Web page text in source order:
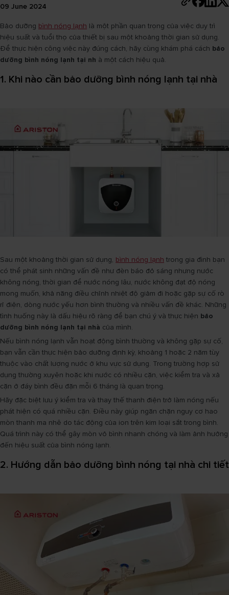
09 June 2024
Bảo dưỡng bình nóng lạnh là một phần quan trọng của việc duy trì
hiệu suất và tuổi thọ của thiết bị sau một khoảng thời gian sử dụng.
Để thực hiện công việc này đúng cách, hãy cùng khám phá cách bảo
dưỡng bình nóng lạnh tại nh à một cách hiệu quả.
1. Khi nào cần bảo dưỡng bình nóng lạnh tại nhà
Sau một khoảng thời gian sử dụng, bình nóng lạnh trong gia đình bạn
có thể phát sinh những vấn đề như đèn báo đỏ sáng nhưng nước
không nóng, thời gian để nước nóng lâu, nước không đạt độ nóng
mong muốn, khả năng điều chỉnh nhiệt độ giảm đi hoặc gặp sự cố rò
rỉ điện, dòng nước yếu hơn bình thường và nhiều vấn đề khác. Những
tình huống này là dấu hiệu rõ ràng để bạn chú ý và thực hiện bảo
dưỡng bình nóng lạnh tại nhà của mình.
Nếu bình nóng lạnh vẫn hoạt động bình thường và không gặp sự cố,
bạn vẫn cần thực hiện bảo dưỡng định kỳ, khoảng 1 hoặc 2 năm tùy
thuộc vào chất lượng nước ở khu vực sử dụng. Trong trường hợp sử
dụng thường xuyên hoặc khi nước có nhiều cặn, việc kiểm tra và xả
cặn ở đáy bình đều đặn mỗi 6 tháng là quan trọng.
Hãy đặc biệt lưu ý kiểm tra và thay thế thanh điện trở làm nóng nếu
phát hiện có quá nhiều cặn. Điều này giúp ngăn chặn nguy cơ hao
mòn thanh ma nhê do tác động của ion trên kim loại sắt trong bình.
Quá trình này có thể gây mòn vỏ bình nhanh chóng và làm ảnh hưởng
đến hiệu suất của bình nóng lạnh.
2. Hướng dẫn bảo dưỡng bình nóng tại nhà chi tiết